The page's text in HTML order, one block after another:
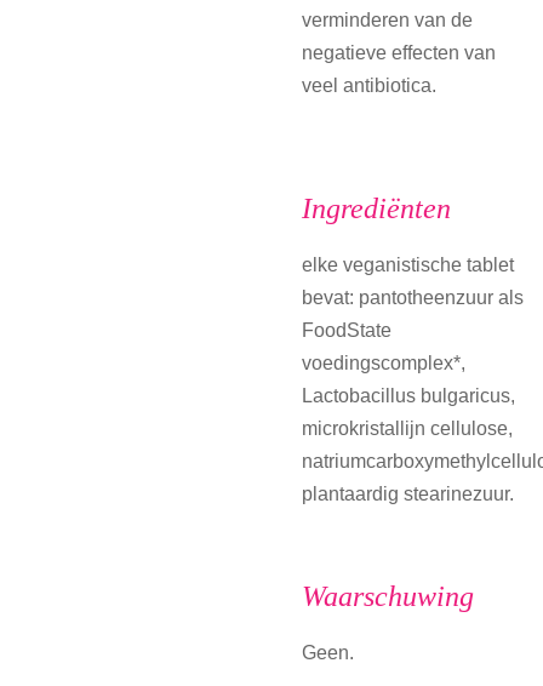
verminderen van de
negatieve effecten van
veel antibiotica.
Ingrediënten
elke veganistische tablet
bevat: pantotheenzuur als
FoodState
voedingscomplex*,
Lactobacillus bulgaricus,
microkristallijn cellulose,
plantaardig stearinezuur.
Waarschuwing
Geen.